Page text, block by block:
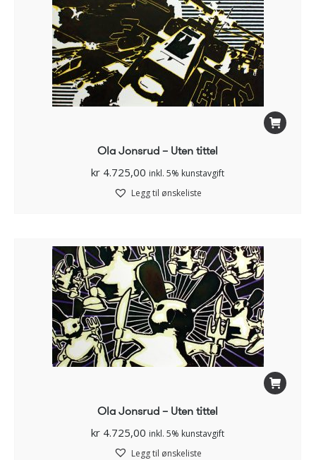
Ola Jonsrud – Uten tittel
kr 4.725,00 inkl. 5% kunstavgift
Legg til ønskeliste
Ola Jonsrud – Uten tittel
kr 4.725,00 inkl. 5% kunstavgift
Legg til ønskeliste